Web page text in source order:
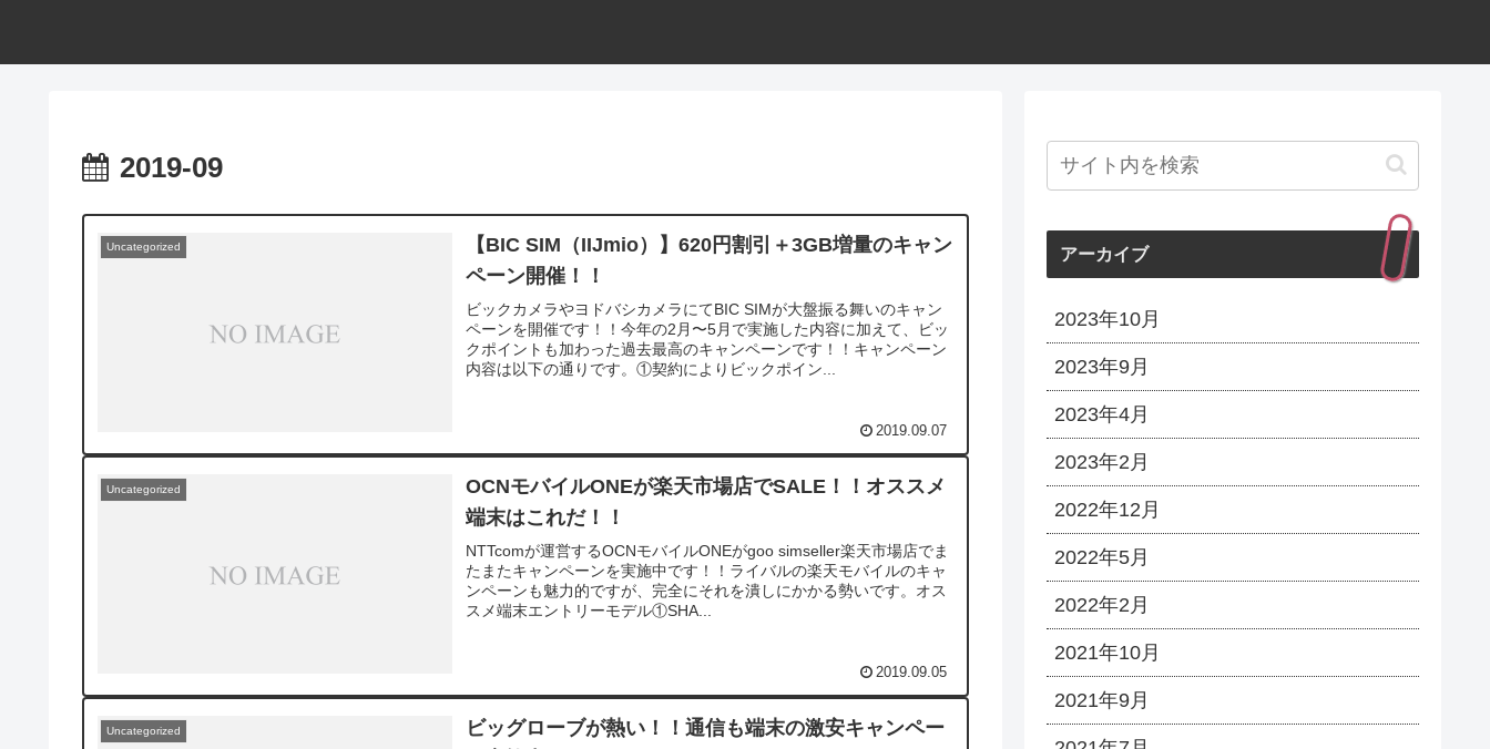
2019-09
Uncategorized
【BIC SIM（IIJmio）】620円割引＋3GB増量のキャン
ペーン開催！！
ビックカメラやヨドバシカメラにてBIC SIMが大盤振る舞いのキャン
ペーンを開催です！！今年の2月〜5月で実施した内容に加えて、ビッ
クポイントも加わった過去最高のキャンペーンです！！キャンペーン
内容は以下の通りです。①契約によりビックポイン...
2019.09.07
Uncategorized
OCNモバイルONEが楽天市場店でSALE！！オススメ
端末はこれだ！！
NTTcomが運営するOCNモバイルONEがgoo simseller楽天市場店でま
たまたキャンペーンを実施中です！！ライバルの楽天モバイルのキャ
ンペーンも魅力的ですが、完全にそれを潰しにかかる勢いです。オス
スメ端末エントリーモデル①SHA...
2019.09.05
Uncategorized
ビッグローブが熱い！！通信も端末の激安キャンペー
アーカイブ
2023年10月
2023年9月
2023年4月
2023年2月
2022年12月
2022年5月
2022年2月
2021年10月
2021年9月